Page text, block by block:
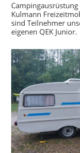
Kulmann
sind Teilnehmer
eigenen QEK Junior.